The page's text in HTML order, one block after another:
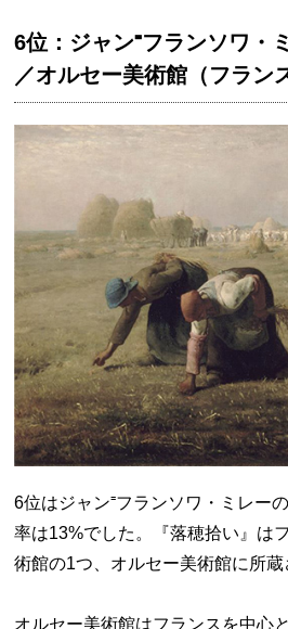
6位：ジャン⁼フランソワ・
／オルセー美術館（フラン
6位はジャン⁼フランソワ・ミレー
率は13%でした。『落穂拾い』は
術館の1つ、オルセー美術館に所蔵
オルセー美術館はフランスを中心